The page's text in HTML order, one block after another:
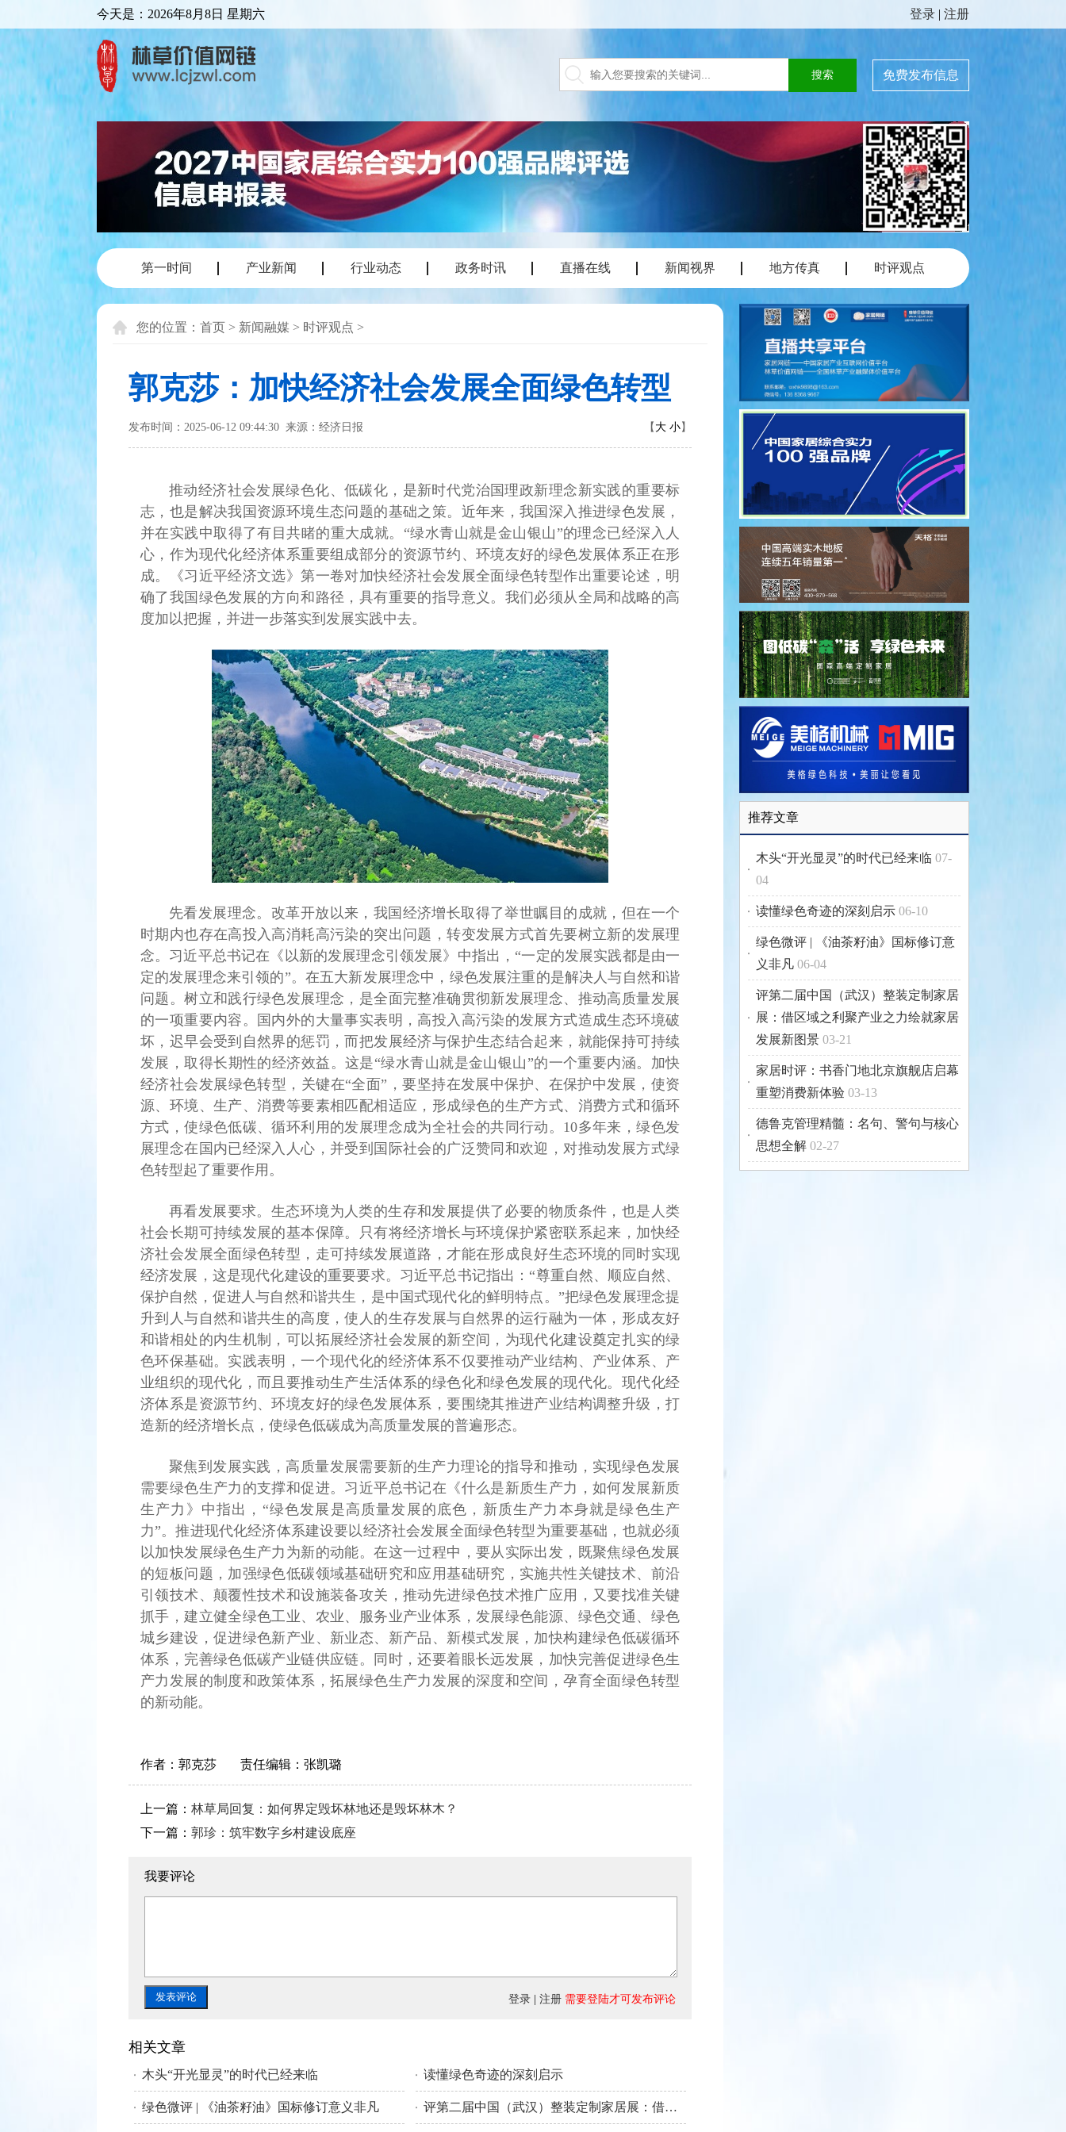
今天是： 2026年8月8日 星期六 登录 | 注册
免费发布信息
第一时间 产业新闻 行业动态 政务时讯 直播在线 新闻视界 地方传真 时评观点
您的位置： 首页 > 新闻融媒 > 时评观点 >
郭克莎：加快经济社会发展全面绿色转型
发布时间：2025-06-12 09:44:30 来源：经济日报 【 大 小】
推动经济社会发展绿色化、低碳化，是新时代党治国理政新理念新实践的重要标
志，也是解决我国资源环境生态问题的基础之策。近年来，我国深入推进绿色发展，
并在实践中取得了有目共睹的重大成就。“绿水青山就是金山银山”的理念已经深入人
心，作为现代化经济体系重要组成部分的资源节约、环境友好的绿色发展体系正在形
成。《习近平经济文选》第一卷对加快经济社会发展全面绿色转型作出重要论述，明
确了我国绿色发展的方向和路径，具有重要的指导意义。我们必须从全局和战略的高
度加以把握，并进一步落实到发展实践中去。
先看发展理念。改革开放以来，我国经济增长取得了举世瞩目的成就，但在一个
时期内也存在高投入高消耗高污染的突出问题，转变发展方式首先要树立新的发展理
念。习近平总书记在《以新的发展理念引领发展》中指出，“一定的发展实践都是由一
定的发展理念来引领的”。在五大新发展理念中，绿色发展注重的是解决人与自然和谐
问题。树立和践行绿色发展理念，是全面完整准确贯彻新发展理念、推动高质量发展
的一项重要内容。国内外的大量事实表明，高投入高污染的发展方式造成生态环境破
坏，迟早会受到自然界的惩罚，而把发展经济与保护生态结合起来，就能保持可持续
发展，取得长期性的经济效益。这是“绿水青山就是金山银山”的一个重要内涵。加快
经济社会发展绿色转型，关键在“全面”，要坚持在发展中保护、在保护中发展，使资
源、环境、生产、消费等要素相匹配相适应，形成绿色的生产方式、消费方式和循环
方式，使绿色低碳、循环利用的发展理念成为全社会的共同行动。10多年来，绿色发
展理念在国内已经深入人心，并受到国际社会的广泛赞同和欢迎，对推动发展方式绿
色转型起了重要作用。
再看发展要求。生态环境为人类的生存和发展提供了必要的物质条件，也是人类
社会长期可持续发展的基本保障。只有将经济增长与环境保护紧密联系起来，加快经
济社会发展全面绿色转型，走可持续发展道路，才能在形成良好生态环境的同时实现
经济发展，这是现代化建设的重要要求。习近平总书记指出：“尊重自然、顺应自然、
保护自然，促进人与自然和谐共生，是中国式现代化的鲜明特点。”把绿色发展理念提
升到人与自然和谐共生的高度，使人的生存发展与自然界的运行融为一体，形成友好
和谐相处的内生机制，可以拓展经济社会发展的新空间，为现代化建设奠定扎实的绿
色环保基础。实践表明，一个现代化的经济体系不仅要推动产业结构、产业体系、产
业组织的现代化，而且要推动生产生活体系的绿色化和绿色发展的现代化。现代化经
济体系是资源节约、环境友好的绿色发展体系，要围绕其推进产业结构调整升级，打
造新的经济增长点，使绿色低碳成为高质量发展的普遍形态。
聚焦到发展实践，高质量发展需要新的生产力理论的指导和推动，实现绿色发展
需要绿色生产力的支撑和促进。习近平总书记在《什么是新质生产力，如何发展新质
生产力》中指出，“绿色发展是高质量发展的底色，新质生产力本身就是绿色生产
力”。推进现代化经济体系建设要以经济社会发展全面绿色转型为重要基础，也就必须
以加快发展绿色生产力为新的动能。在这一过程中，要从实际出发，既聚焦绿色发展
的短板问题，加强绿色低碳领域基础研究和应用基础研究，实施共性关键技术、前沿
引领技术、颠覆性技术和设施装备攻关，推动先进绿色技术推广应用，又要找准关键
抓手，建立健全绿色工业、农业、服务业产业体系，发展绿色能源、绿色交通、绿色
城乡建设，促进绿色新产业、新业态、新产品、新模式发展，加快构建绿色低碳循环
体系，完善绿色低碳产业链供应链。同时，还要着眼长远发展，加快完善促进绿色生
产力发展的制度和政策体系，拓展绿色生产力发展的深度和空间，孕育全面绿色转型
的新动能。
作者： 郭克莎 责任编辑： 张凯璐
上一篇： 林草局回复：如何界定毁坏林地还是毁坏林木？
下一篇： 郭珍：筑牢数字乡村建设底座
我要评论
登录 注册 需要登陆才可发布评论
相关文章
木头“开光显灵”的时代已经来临 读懂绿色奇迹的深刻启示
绿色微评 | 《油茶籽油》国标修订意义非凡 评第二届中国（武汉）整装定制家居展：借区域之利聚产业之力绘就家居发展新图景
推荐文章
木头“开光显灵”的时代已经来临 07-
04
读懂绿色奇迹的深刻启示 06-10
绿色微评 | 《油茶籽油》国标修订意
义非凡 06-04
评第二届中国（武汉）整装定制家居
展：借区域之利聚产业之力绘就家居
发展新图景 03-21
家居时评：书香门地北京旗舰店启幕
重塑消费新体验 03-13
德鲁克管理精髓：名句、警句与核心
思想全解 02-27